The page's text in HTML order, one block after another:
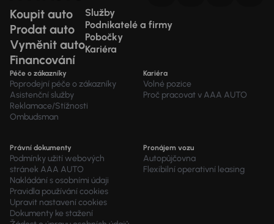
Koupit auto
Prodat auto
Vyměnit auto
Financování
Služby
Podnikatelé a firmy
Pobočky
Kariéra
Péče o zákazníky
Poprodejní péče o zákazníky
Asistenční služby
Reklamace/Stížnosti
Ombudsman
Kariéra
Volné pozice
Proč pracovat v AAA AUTO
Právní dokumenty
Podmínky užití webových
stránek AAA AUTO
Nakládání s osobními údaji
Pravidla používání cookies
Upravit nastavení cookies
Dokumenty ke stažení
Pronájem vozu
Autopůjčovna
Flexibilní operativní leasing